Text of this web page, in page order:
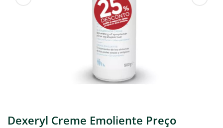
Dexeryl Creme Emoliente Preço